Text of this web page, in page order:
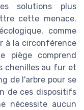
solutions plus
cette menace.
comme
à la circonférence
piège comprend
chenilles au fur et
de l'arbre pour se
de ces dispositifs
nécessite aucun